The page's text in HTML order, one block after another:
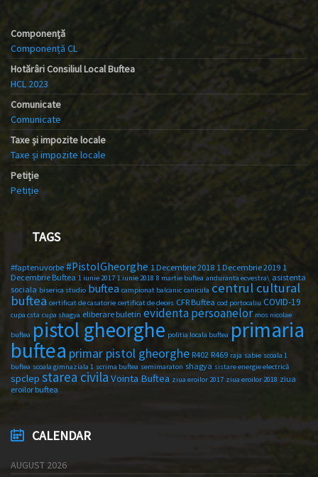
Componență
Componență CL
Hotărâri Consiliul Local Buftea
HCL 2023
Comunicate
Comunicate
Taxe și impozite locale
Taxe și impozite locale
Petiție
Petiție
TAGS
#faptenuvorbe #PistolGheorghe 1 Decembrie 2018 1 Decembrie 2019 1
Decembrie Buftea 1 iunie 2017 1 iunie 2018 8 martie buftea anduranta ecvestra\ asistenta
sociala biserica studio buftea campionat balcanic canicula centrul cultural
buftea certificat de casatorie certificat de deces CFR Buftea cod portocaliu COVID-19
cupa csta cupa shagya eliberare buletin evidenta persoanelor mos nicolae
buftea pistol gheorghe politia locala buftea primaria
buftea primar pistol gheorghe R402 R469 raja sabie scoala 1
buftea scoala gimnaziala 1 scrima buftea semimaraton shagya sistare energie electrică
spclep starea civila Vointa Buftea ziua eroilor 2017 ziua eroilor 2018 ziua
eroilor buftea
CALENDAR
AUGUST 2026